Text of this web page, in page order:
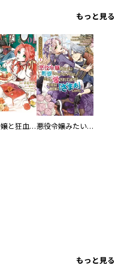
もっと見る
悪食令嬢と狂血公爵 ～その魔物、私が美味しくいただきます！～ 悪役令嬢みたいに断罪されそうだったけど、全力で愛されてます！ 不幸な運命に「ざまぁ」しますわ！ アンソロジーコミック
もっと見る